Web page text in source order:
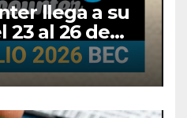
llega a su
23 al 26 de